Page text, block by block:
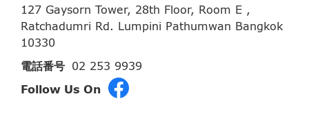
127 Gaysorn Tower, 28th Floor, Room E ,
Ratchadumri Rd. Lumpini Pathumwan Bangkok
10330
電話番号 02 253 9939
Follow Us On